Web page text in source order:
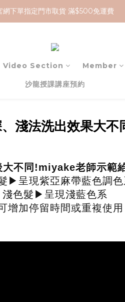
入 MCG 會員｜即贈 $100 購物金
入 MCG 會員｜即贈 $100 購物金
Video Section Member
沙龍授課講座預約
淺法洗出效果大不
大不同!miyake老師示範
▶︎呈現紫亞麻帶藍色調色
淺色髮▶︎呈現淺藍色系
增加停留時間或重複使用